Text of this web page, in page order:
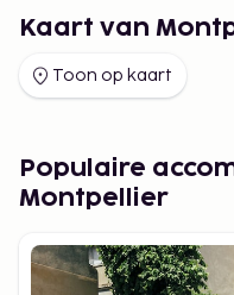
Kaart van
Toon op kaart
Populaire
Montpellier